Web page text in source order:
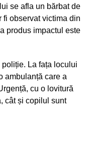
se afla un bărbat de
fi observat victima din
produs impactul este
La fața locului
ambulanță care a
cu o lovitură
cât și copilul sunt